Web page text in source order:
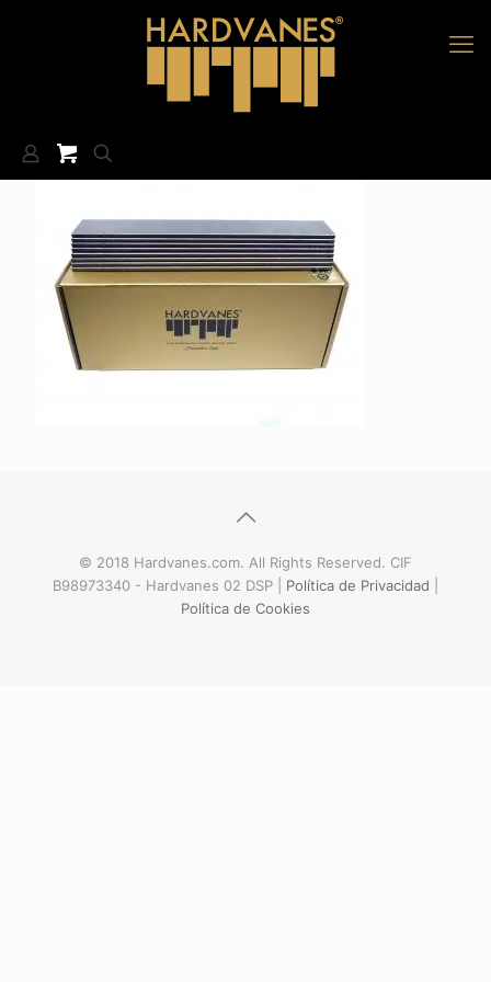
© 2018 Hardvanes.com. All Rights Reserved. CIF
B98973340 - Hardvanes 02 DSP | Política de Privacidad
Política de Cookies